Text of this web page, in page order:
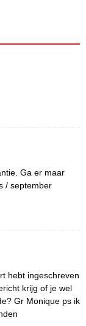
Ga er maar
/ september
hebt ingeschreven
krijg of je wel
Gr Monique ps ik